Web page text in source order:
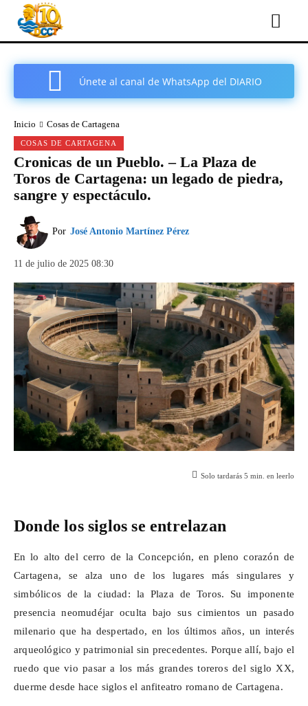
Únete al canal de WhatsApp del DIARIO
Inicio Cosas de Cartagena
COSAS DE CARTAGENA
Cronicas de un Pueblo. – La Plaza de
Toros de Cartagena: un legado de piedra,
sangre y espectáculo.
Por José Antonio Martínez Pérez
11 de julio de 2025 08:30
Solo tardarás 5 min. en leerlo
Donde los siglos se entrelazan
En lo alto del cerro de la Concepción, en pleno corazón de
Cartagena, se alza uno de los lugares más singulares y
simbólicos de la ciudad: la Plaza de Toros. Su imponente
presencia neomudéjar oculta bajo sus cimientos un pasado
milenario que ha despertado, en los últimos años, un interés
arqueológico y patrimonial sin precedentes. Porque allí, bajo el
ruedo que vio pasar a los más grandes toreros del siglo XX,
duerme desde hace siglos el anfiteatro romano de Cartagena.